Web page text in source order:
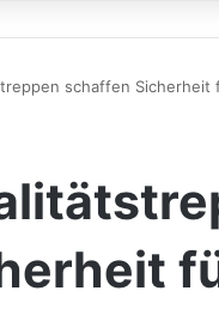
schaffen Sicherheit